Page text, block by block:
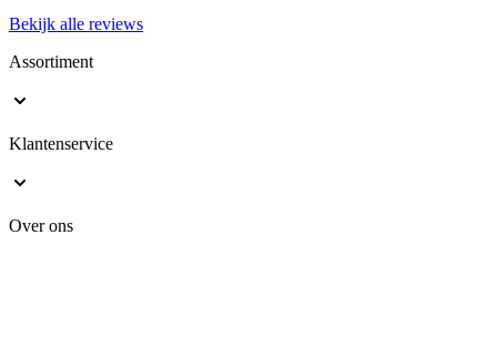
Bekijk alle reviews
Assortiment
Klantenservice
Over ons